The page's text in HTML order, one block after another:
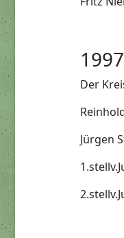
1997
Der
Jürgen